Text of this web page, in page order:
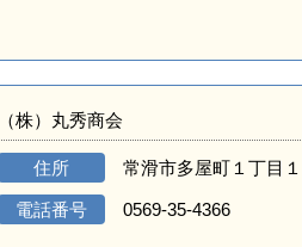
（株）丸秀商会
住所 常滑市多屋町１丁目
電話番号 0569-35-4366